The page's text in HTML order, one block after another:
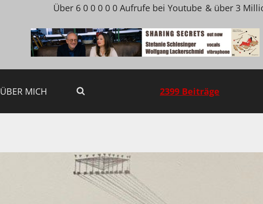
Über 6 0 0 0 0 0 Aufrufe bei Youtube & über 3
ÜBER MICH 2399 Beiträge